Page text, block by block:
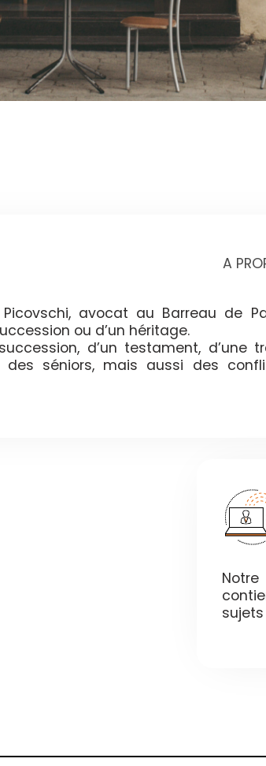
A
avocat au Barreau de
ou d’un héritage.
d’un testament, d’une
séniors, mais aussi des
sujets